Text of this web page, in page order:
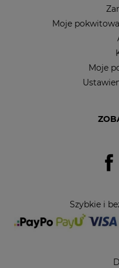
Moje
Moje
Szybkie i